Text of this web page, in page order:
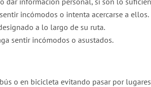
incómodos o intenta acercarse a ellos.
a lo largo de su ruta.
sentir incómodos o asustados.
o en bicicleta evitando pasar por